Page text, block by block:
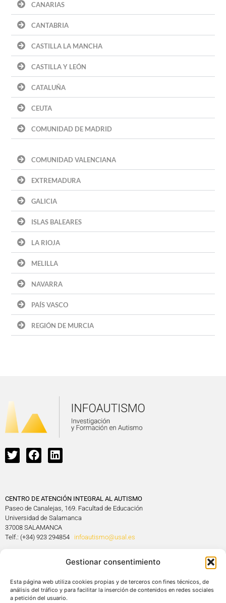
Gestionar consentimiento
Esta página web utiliza cookies propias y de terceros con fines técnicos, de
análisis del tráfico y para facilitar la inserción de contenidos en redes sociales
a petición del usuario.
CANARIAS
CANTABRIA
CASTILLA LA MANCHA
CASTILLA Y LEÓN
CATALUÑA
CEUTA
COMUNIDAD DE MADRID
COMUNIDAD VALENCIANA
EXTREMADURA
GALICIA
ISLAS BALEARES
LA RIOJA
MELILLA
NAVARRA
PAÍS VASCO
REGIÓN DE MURCIA
CENTRO DE ATENCIÓN INTEGRAL AL AUTISMO
Paseo de Canalejas, 169. Facultad de Educación
Universidad de Salamanca
37008 SALAMANCA
Telf.: (+34) 923 294854 infoautismo@usal.es